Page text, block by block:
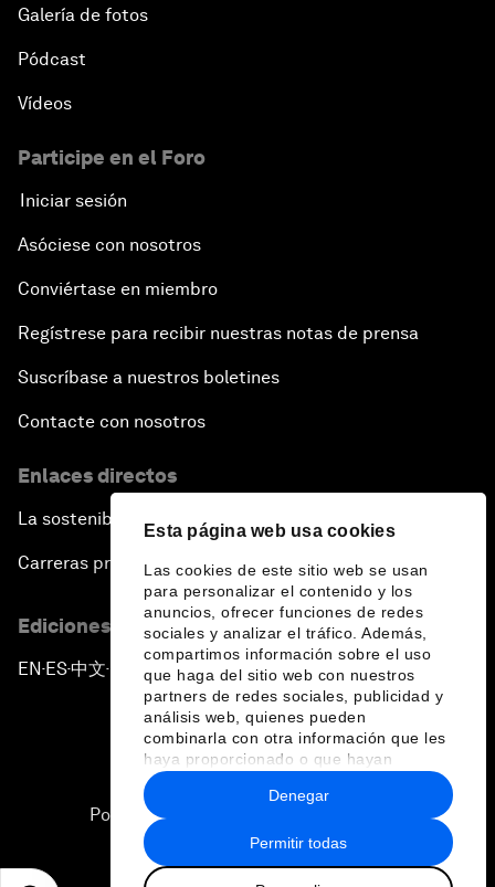
Esta página web usa cookies
Las cookies de este sitio web se usan
para personalizar el contenido y los
anuncios, ofrecer funciones de redes
sociales y analizar el tráfico. Además,
compartimos información sobre el uso
que haga del sitio web con nuestros
partners de redes sociales, publicidad y
análisis web, quienes pueden
combinarla con otra información que les
haya proporcionado o que hayan
recopilado a partir del uso que haya
hecho de sus servicios.
Permitir todas
Denegar
Galería de fotos
Pódcast
Vídeos
Participe en el Foro
Iniciar sesión
Asóciese con nosotros
Conviértase en miembro
Regístrese para recibir nuestras notas de prensa
Suscríbase a nuestros boletines
Contacte con nosotros
Enlaces directos
La sostenibilidad en el Foro
Carreras profesionales
Ediciones en otros idiomas
EN ▪ ES▪中文▪ 日本語
Política de privacidad y normas de uso